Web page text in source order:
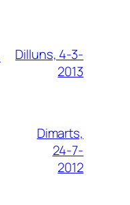
Dilluns, 4-3-
2013
Dimarts,
24-7-
2012